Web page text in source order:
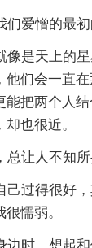
们爱憎的最初
像是天上的
他们会一直
能把两个人
也很近。
总让人不知所
己过得很好
懦弱。